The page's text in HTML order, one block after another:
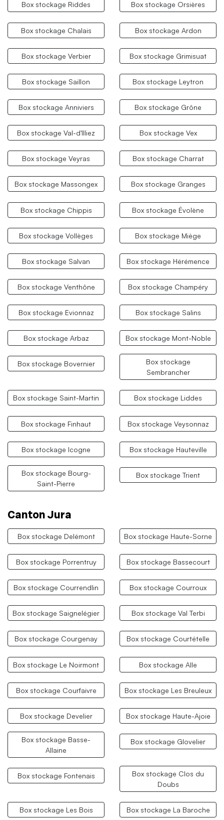
Box stockage Riddes Box stockage Orsières
Box stockage Chalais Box stockage Ardon
Box stockage Verbier Box stockage Grimisuat
Box stockage Saillon Box stockage Leytron
Box stockage Anniviers Box stockage Grône
Box stockage Val-d'Illiez Box stockage Vex
Box stockage Veyras Box stockage Charrat
Box stockage Massongex Box stockage Granges
Box stockage Chippis Box stockage Évolène
Box stockage Vollèges Box stockage Miège
Box stockage Salvan Box stockage Hérémence
Box stockage Venthône Box stockage Champéry
Box stockage Evionnaz Box stockage Salins
Box stockage Arbaz Box stockage Mont-Noble
Box stockage Bovernier
Box stockage
Sembrancher
Box stockage Saint-Martin Box stockage Liddes
Box stockage Finhaut Box stockage Veysonnaz
Box stockage Icogne Box stockage Hauteville
Box stockage Bourg-
Saint-Pierre
Box stockage Trient
Canton Jura
Box stockage Delémont Box stockage Haute-Sorne
Box stockage Porrentruy Box stockage Bassecourt
Box stockage Courrendlin Box stockage Courroux
Box stockage Saignelégier Box stockage Val Terbi
Box stockage Courgenay Box stockage Courtételle
Box stockage Le Noirmont Box stockage Alle
Box stockage Courfaivre Box stockage Les Breuleux
Box stockage Develier Box stockage Haute-Ajoie
Box stockage Basse-
Allaine
Box stockage Glovelier
Box stockage Fontenais
Box stockage Clos du
Doubs
Box stockage Les Bois Box stockage La Baroche